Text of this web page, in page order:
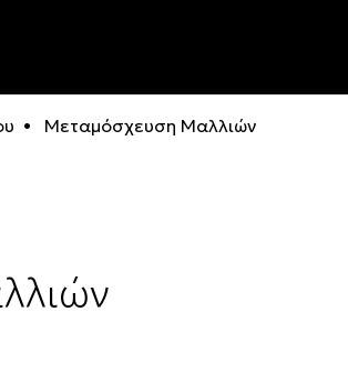
Μεταμόσχευση Mαλλιών